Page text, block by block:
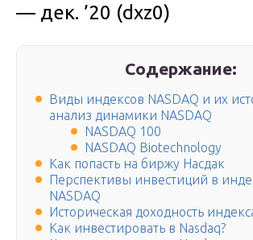
— дек. ’20 (dxz0)
Содержание:
Виды индексов NASDAQ и их
анализ динамики NASDAQ
NASDAQ 100
NASDAQ Biotechnology
Как попасть на биржу Насдак
Перспективы инвестиций в
NASDAQ
Историческая доходность
Как инвестировать в Nasdaq?